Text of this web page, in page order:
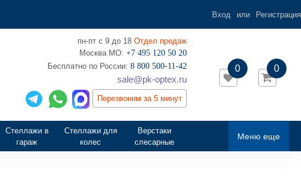
Вход или Регистрация
пн-пт с 9 до 18 Отдел продаж
Москва МО: +7 495 120 50 20
‎Бесплатно по России: 8 800 500-11-42
sale@pk-optex.ru
Перезвоним за 5 минут
0
0
Меню еще
Стеллажи в
гараж
Стеллажи для
колес
Верстаки
слесарные